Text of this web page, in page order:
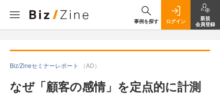
事例を探す ログイン
新規
会員登録
Biz/Zineセミナーレポート （AD）
なぜ「顧客の感情」を定点的に計測